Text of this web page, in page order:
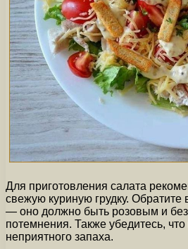
Для приготовления салата
свежую куриную грудку.
— оно должно быть розовым и без
потемнения. Также убедитесь, что
неприятного запаха.